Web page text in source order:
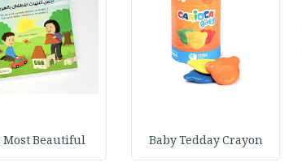
Baby Tedday Crayon
Most Beautiful